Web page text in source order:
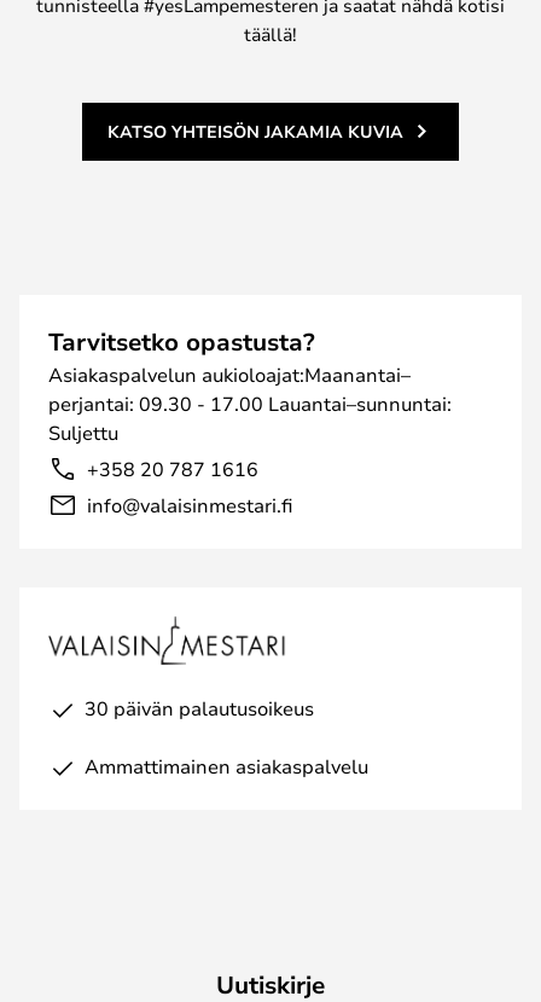
tunnisteella #yesLampemesteren ja saatat nähdä kotisi
täällä!
KATSO YHTEISÖN JAKAMIA KUVIA
Tarvitsetko opastusta?
Asiakaspalvelun aukioloajat:Maanantai–
perjantai: 09.30 - 17.00 Lauantai–sunnuntai:
Suljettu
+358 20 787 1616
info@valaisinmestari.fi
30 päivän palautusoikeus
Ammattimainen asiakaspalvelu
Uutiskirje